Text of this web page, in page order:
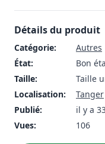
Détails du produit
Catégorie:
Autres
État:
Bon
Taille:
Taille
Localisation:
Tanger
Publié:
il y a
Vues:
106